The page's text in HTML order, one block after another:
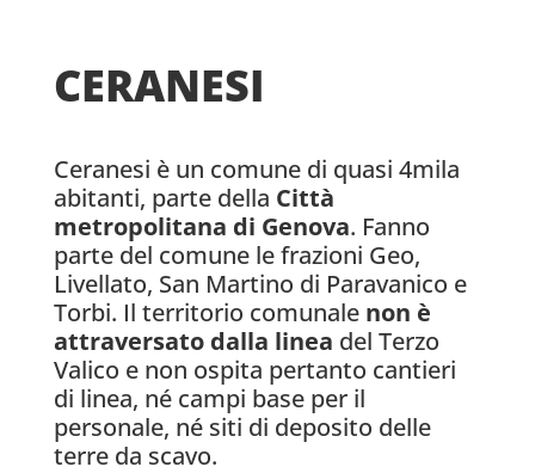
CERANESI
Ceranesi è un comune di quasi 4mila
abitanti, parte della Città
metropolitana di Genova. Fanno
parte del comune le frazioni Geo,
Livellato, San Martino di Paravanico e
Torbi. Il territorio comunale non è
attraversato dalla linea del Terzo
Valico e non ospita pertanto cantieri
di linea, né campi base per il
personale, né siti di deposito delle
terre da scavo.